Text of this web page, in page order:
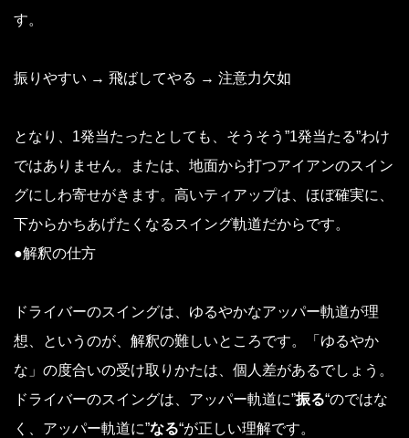
す。
振りやすい → 飛ばしてやる → 注意力欠如
となり、1発当たったとしても、そうそう”1発当たる”わけ
ではありません。または、地面から打つアイアンのスイン
グにしわ寄せがきます。高いティアップは、ほぼ確実に、
下からかちあげたくなるスイング軌道だからです。
●解釈の仕方
ドライバーのスイングは、ゆるやかなアッパー軌道が理
想、というのが、解釈の難しいところです。「ゆるやか
な」の度合いの受け取りかたは、個人差があるでしょう。
ドライバーのスイングは、アッパー軌道に”振る“のではな
く、アッパー軌道に”なる“が正しい理解です。